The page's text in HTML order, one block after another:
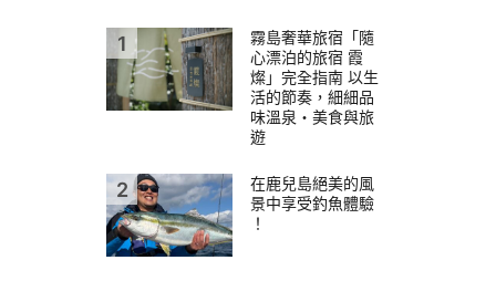
霧島奢華旅宿「隨
心漂泊的旅宿 霞
燦」完全指南 以生
活的節奏，細細品
味溫泉・美食與旅
遊
在鹿兒島絕美的風
景中享受釣魚體驗
！